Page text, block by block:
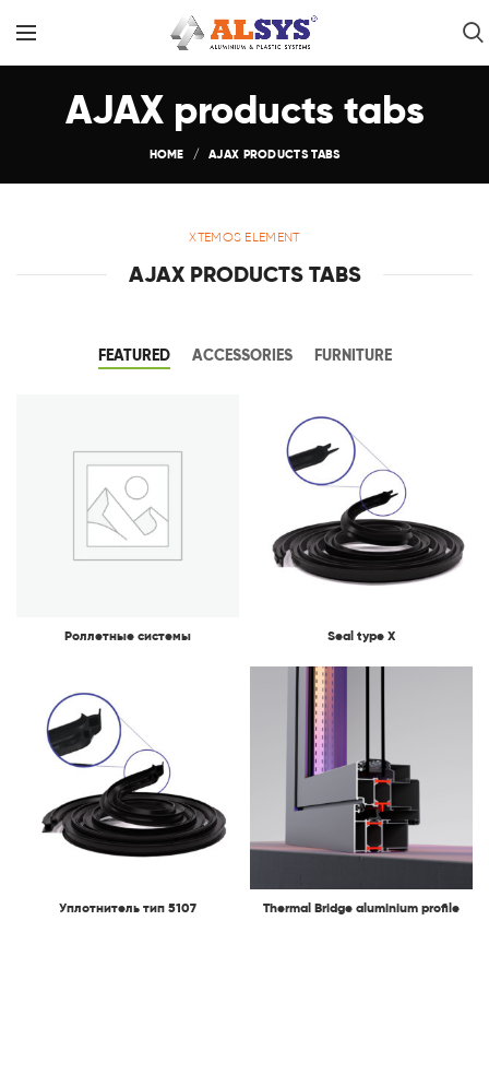
AJAX products tabs
HOME AJAX PRODUCTS TABS
XTEMOS ELEMENT
AJAX PRODUCTS TABS
FEATURED ACCESSORIES FURNITURE
Роллетные системы Seal type X
Уплотнитель тип 5107 Thermal Bridge aluminium profile